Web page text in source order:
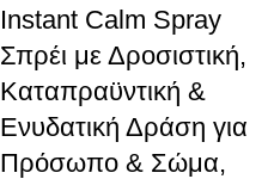
Instant Calm Spray
Σπρέι με Δροσιστική,
Καταπραϋντική &
Ενυδατική Δράση για
Πρόσωπο & Σώμα,